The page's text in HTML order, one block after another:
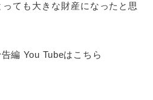
ても大きな財産になったと思
編 You Tubeはこちら